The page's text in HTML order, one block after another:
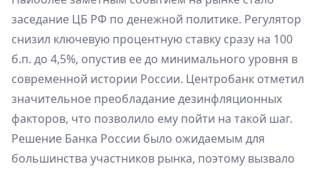
заседание ЦБ РФ по денежной политике. Регулятор
снизил ключевую процентную ставку сразу на 100
б.п. до 4,5%, опустив ее до минимального уровня в
современной истории России. Центробанк отметил
значительное преобладание дезинфляционных
факторов, что позволило ему пойти на такой шаг.
Решение Банка России было ожидаемым для
большинства участников рынка, поэтому вызвало